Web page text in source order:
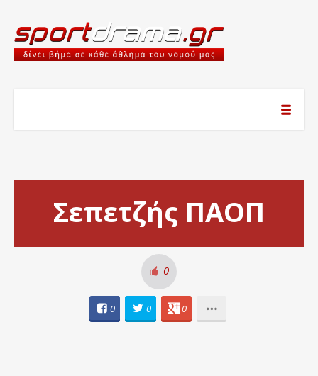
Σεπετζής ΠΑΟΠ
0
0 0 0